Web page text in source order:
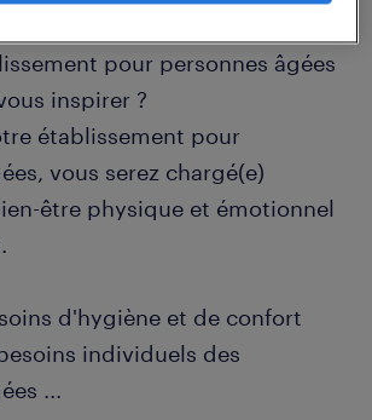
pour personnes âgées
inspirer ?
établissement pour
vous serez chargé(e)
être physique et émotionnel
d'hygiène et de confort
individuels des
...